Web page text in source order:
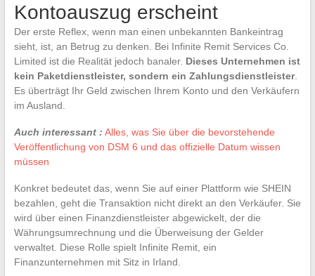
Kontoauszug erscheint
Der erste Reflex, wenn man einen unbekannten Bankeintrag
sieht, ist, an Betrug zu denken. Bei Infinite Remit Services Co.
Limited ist die Realität jedoch banaler. Dieses Unternehmen ist
kein Paketdienstleister, sondern ein Zahlungsdienstleister.
Es überträgt Ihr Geld zwischen Ihrem Konto und den Verkäufern
im Ausland.
Auch interessant : Alles, was Sie über die bevorstehende
Veröffentlichung von DSM 6 und das offizielle Datum wissen
müssen
Konkret bedeutet das, wenn Sie auf einer Plattform wie SHEIN
bezahlen, geht die Transaktion nicht direkt an den Verkäufer. Sie
wird über einen Finanzdienstleister abgewickelt, der die
Währungsumrechnung und die Überweisung der Gelder
verwaltet. Diese Rolle spielt Infinite Remit, ein
Finanzunternehmen mit Sitz in Irland.